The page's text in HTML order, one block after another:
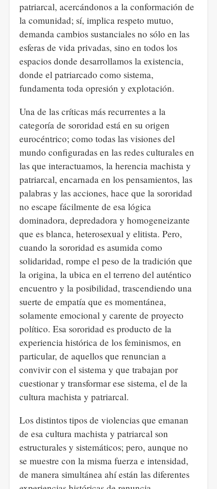
patriarcal, acercándonos a la conformación de
la comunidad; sí, implica respeto mutuo,
demanda cambios sustanciales no sólo en las
esferas de vida privadas, sino en todos los
espacios donde desarrollamos la existencia,
donde el patriarcado como sistema,
fundamenta toda opresión y explotación.
Una de las críticas más recurrentes a la
categoría de sororidad está en su origen
eurocéntrico; como todas las visiones del
mundo configuradas en las redes culturales en
las que interactuamos, la herencia machista y
patriarcal, encarnada en los pensamientos, las
palabras y las acciones, hace que la sororidad
no escape fácilmente de esa lógica
dominadora, depredadora y homogeneizante
que es blanca, heterosexual y elitista. Pero,
cuando la sororidad es asumida como
solidaridad, rompe el peso de la tradición que
la origina, la ubica en el terreno del auténtico
encuentro y la posibilidad, trascendiendo una
suerte de empatía que es momentánea,
solamente emocional y carente de proyecto
político. Esa sororidad es producto de la
experiencia histórica de los feminismos, en
particular, de aquellos que renuncian a
convivir con el sistema y que trabajan por
cuestionar y transformar ese sistema, el de la
cultura machista y patriarcal.
Los distintos tipos de violencias que emanan
de esa cultura machista y patriarcal son
estructurales y sistemáticos; pero, aunque no
se muestre con la misma fuerza e intensidad,
de manera simultánea ahí están las diferentes